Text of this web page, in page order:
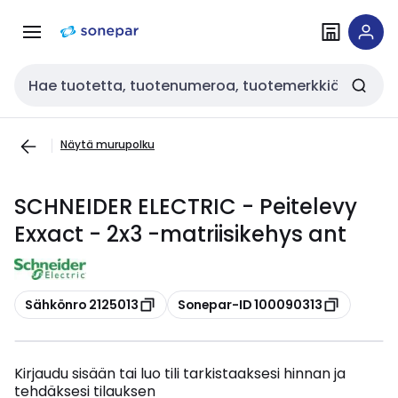
navigointiinsisältöön
Haku
Näytä murupolku
SCHNEIDER ELECTRIC - Peitelevy
Exxact - 2x3 -matriisikehys ant
Kopioi
Sähkönro 2125013 Kopioi
Sonepar-ID 100090313
Kirjaudu sisään tai luo tili tarkistaaksesi hinnan ja
tehdäksesi tilauksen